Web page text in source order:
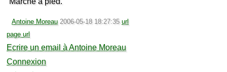
Antoine Moreau 2006-05-18 18:27:35 url
page url
Ecrire un email à Antoine Moreau
Connexion